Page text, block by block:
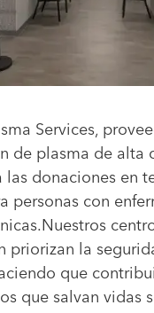
Services,
de plasma de alta
las donaciones en
personas con
priorizan la
que
que salvan vidas